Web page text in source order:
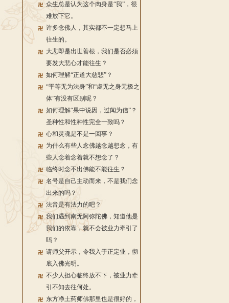
众生总是认为这个肉身是“我”，很
难放下它。
许多念佛人，其实都不一定想马上
往生的。
大悲即是出世善根，我们是否必须
要发大悲心才能往生？
如何理解“正道大慈悲”？
“平等无为法身”和“虚无之身无极之
体”有没有区别呢？
如何理解“果中说因，过闻为信”？
圣种性和性种性完全一致吗？
心和灵魂是不是一回事？
为什么有些人念佛越念越想念，有
些人念着念着就不想念了？
临终时念不出佛能不能往生？
名号是自己主动而来，不是我们念
出来的吗？
法音是有法力的吧？
我们遇到南无阿弥陀佛，知道他是
我们的依靠，就不会被业力牵引了
吗？
请师父开示，令我入于正定业，彻
底入佛光明。
不少人担心临终放不下，被业力牵
引不知去往何处。
东方净土药师佛那里也是很好的，